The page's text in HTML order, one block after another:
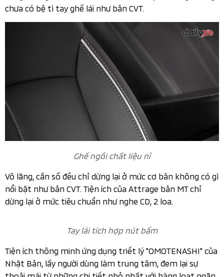
Thân xe thiết kế năng động trẻ trung
Phần đuôi xe của Mitsubishi Attrage 2026 với cản sau
được làm mới kết hợp cùng đèn phản quang đặt dọc.
Cụm đèn hậu được trau chuốt giúp Mitsubishi Attrage
2026 trở nên phong cách đầy mạnh mẽ. Khoang để
hành lý của Attrage có dung tích lên đến 450 lít.
Cụm đèn hậu được trau chuốt hơn